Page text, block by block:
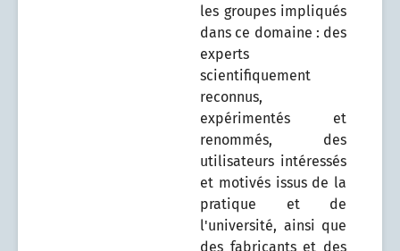
les groupes impliqués
dans ce domaine : des
experts
scientifiquement
reconnus,
expérimentés et
renommés, des
utilisateurs intéressés
et motivés issus de la
pratique et de
l'université, ainsi que
des fabricants et des